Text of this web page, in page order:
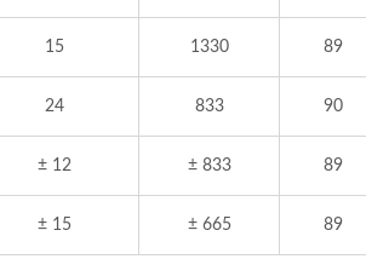
15 1330 89
24 833 90
± 12 ± 833 89
± 15 ± 665 89